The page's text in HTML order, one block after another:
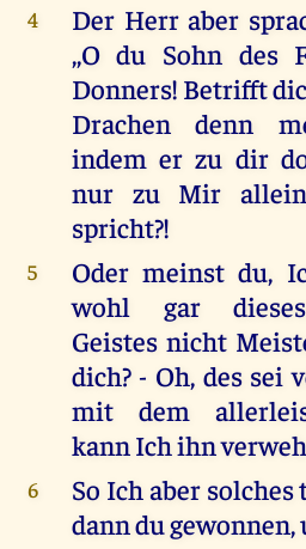
4
Der Herr aber
,,O du Sohn des
Donners! Betrifft
Drachen denn
indem er zu dir
nur zu Mir
spricht?!
5
Oder meinst du,
wohl gar dieses
Geistes nicht
dich? - Oh, des sei
mit dem
kann Ich ihn
6
So Ich aber
dann du gewonnen,